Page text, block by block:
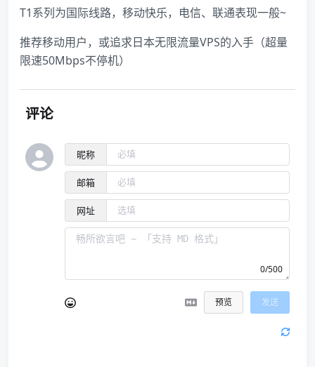
T1系列为国际线路，移动快乐，电信、联通表现一般~
推荐移动用户，或追求日本无限流量VPS的入手（超量
限速50Mbps不停机）
评论
昵称
邮箱
网址
0/500
预览 发送